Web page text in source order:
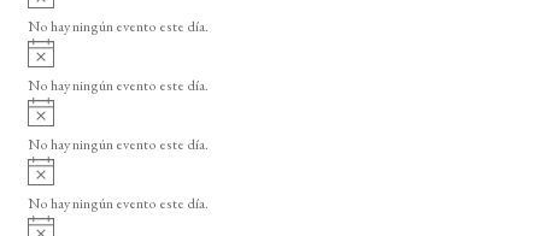
o
v
i
o
No hay ningún evento este día.
A
v
i
o
No hay ningún evento este día.
A
v
i
o
No hay ningún evento este día.
A
v
i
No hay ningún evento este día.
A